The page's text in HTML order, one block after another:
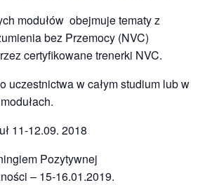
modułów obejmuje tematy z
bez Przemocy (NVC)
certyfikowane trenerki NVC.
uczestnictwa w całym studium lub w
11-12.09. 2018
Pozytywnej
– 15-16.01.2019.